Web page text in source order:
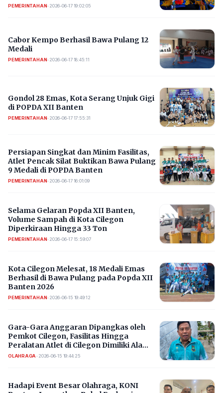
PEMERINTAHAN• 2026-06-17 19:02:05
Cabor Kempo Berhasil Bawa Pulang 12
Medali
PEMERINTAHAN• 2026-06-17 18:45:11
Gondol 28 Emas, Kota Serang Unjuk Gigi
di POPDA XII Banten
PEMERINTAHAN• 2026-06-17 17:55:31
Persiapan Singkat dan Minim Fasilitas,
Atlet Pencak Silat Buktikan Bawa Pulang
9 Medali di POPDA Banten
PEMERINTAHAN• 2026-06-17 16:01:09
Selama Gelaran Popda XII Banten,
Volume Sampah di Kota Cilegon
Diperkiraan Hingga 33 Ton
PEMERINTAHAN• 2026-06-17 15:59:07
Kota Cilegon Melesat, 18 Medali Emas
Berhasil di Bawa Pulang pada Popda XII
Banten 2026
PEMERINTAHAN• 2026-06-15 19:49:12
Gara-Gara Anggaran Dipangkas oleh
Pemkot Cilegon, Fasilitas Hingga
Peralatan Atlet di Cilegon Dimiliki Ala
Kadarnya
OLAHRAGA• 2026-06-15 19:44:25
Hadapi Event Besar Olahraga, KONI